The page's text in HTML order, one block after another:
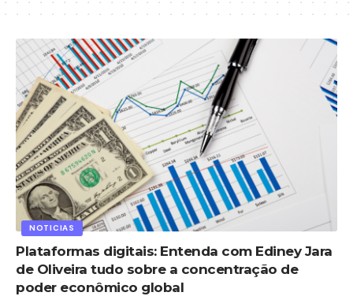
NOTICIAS
Plataformas digitais: Entenda com Ediney Jara
de Oliveira tudo sobre a concentração de
poder econômico global